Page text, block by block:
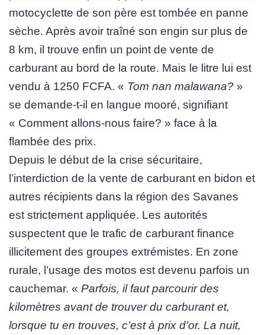
motocyclette de son père est tombée en panne
sèche. Après avoir traîné son engin sur plus de
8 km, il trouve enfin un point de vente de
carburant au bord de la route. Mais le litre lui est
vendu à 1250 FCFA. « Tom nan malawana? »
se demande-t-il en langue mooré, signifiant
« Comment allons-nous faire? » face à la
flambée des prix.
Depuis le début de la crise sécuritaire,
l’interdiction de la vente de carburant en bidon et
autres récipients dans la région des Savanes
est strictement appliquée. Les autorités
suspectent que le trafic de carburant finance
illicitement des groupes extrémistes. En zone
rurale, l’usage des motos est devenu parfois un
cauchemar. « Parfois, il faut parcourir des
kilomètres avant de trouver du carburant et,
lorsque tu en trouves, c’est à prix d’or. La nuit,